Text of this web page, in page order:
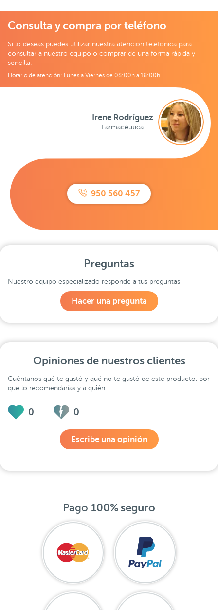
Consulta y compra por teléfono
Si lo deseas puedes utilizar nuestra atención telefónica para
consultar a nuestro equipo o comprar de una forma rápida y
sencilla.
Horario de atención: Lunes a Viernes de 08:00h a 18:00h
950 560 457
Irene Rodríguez
Farmacéutica
Preguntas
Nuestro equipo especializado responde a tus preguntas
Hacer una pregunta
Opiniones de nuestros clientes
Cuéntanos qué te gustó y qué no te gustó de este producto, por
qué lo recomendarías y a quién.
0 0
Escribe una opinión
Pago 100% seguro